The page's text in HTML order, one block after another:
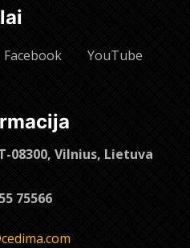
Facebook YouTube
08300, Vilnius, Lietuva
75566